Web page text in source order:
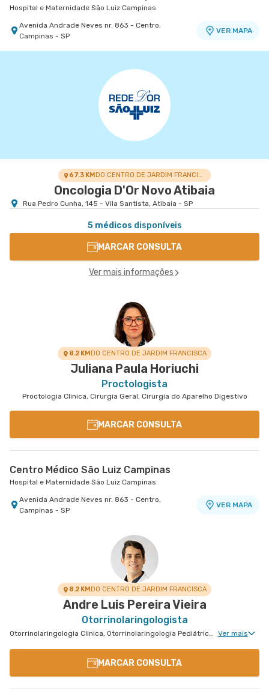
Hospital e Maternidade São Luiz Campinas
Avenida Andrade Neves nr. 863 - Centro,
Campinas - SP
VER MAPA
67.3 KM DO CENTRO DE JARDIM FRANCISCA
Oncologia D'Or Novo Atibaia
Rua Pedro Cunha, 145 - Vila Santista, Atibaia - SP
5 médicos disponíveis
MARCAR CONSULTA
Ver mais informações
8.2 KMDO CENTRO DE JARDIM FRANCISCA
Juliana Paula Horiuchi
Proctologista
Proctologia Clinica, Cirurgia Geral, Cirurgia do Aparelho Digestivo
MARCAR CONSULTA
Centro Médico São Luiz Campinas
Hospital e Maternidade São Luiz Campinas
Avenida Andrade Neves nr. 863 - Centro,
Campinas - SP
VER MAPA
8.2 KMDO CENTRO DE JARDIM FRANCISCA
Andre Luis Pereira Vieira
Otorrinolaringologista
Otorrinolaringologia Clinica, Otorrinolaringologia Pediátrica, Cirurgia Oncológica de Cabeça e Pescoço, Cirurgia de Cabeça e Pescoço Ver mais
MARCAR CONSULTA